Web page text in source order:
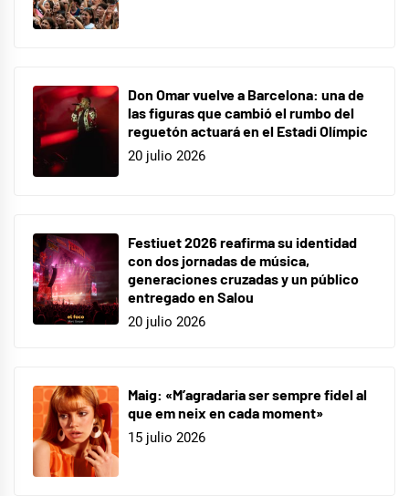
Don Omar vuelve a Barcelona: una de
las figuras que cambió el rumbo del
reguetón actuará en el Estadi Olímpic
20 julio 2026
Festiuet 2026 reafirma su identidad
con dos jornadas de música,
generaciones cruzadas y un público
entregado en Salou
20 julio 2026
Maig: «M’agradaria ser sempre fidel al
que em neix en cada moment»
15 julio 2026